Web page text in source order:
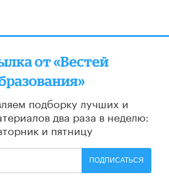
от «Вестей
подборку лучших и
два раза в неделю:
и пятницу
ПОДПИСАТЬСЯ